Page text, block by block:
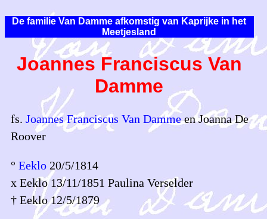
De familie Van Damme afkomstig van Kaprijke in het
Meetjesland
Joannes Franciscus Van
Damme
fs. Joannes Franciscus Van Dammeen Joanna De
Roover
° Eeklo 20/5/1814
x Eeklo 13/11/1851 Paulina Verselder
† Eeklo 12/5/1879